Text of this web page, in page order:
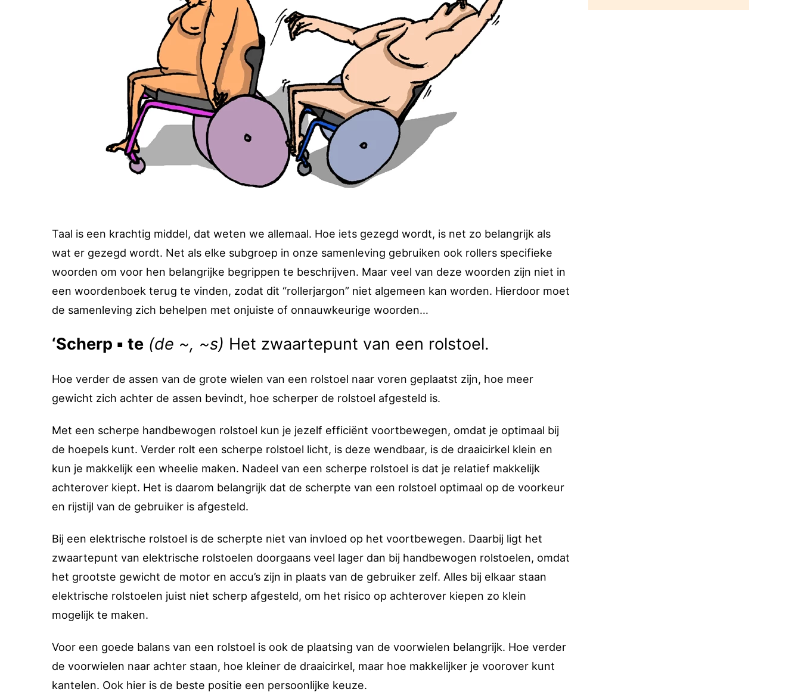
Taal is een krachtig middel, dat weten we allemaal. Hoe iets gezegd wordt, is net zo belangrijk als
wat er gezegd wordt. Net als elke subgroep in onze samenleving gebruiken ook rollers specifieke
woorden om voor hen belangrijke begrippen te beschrijven. Maar veel van deze woorden zijn niet in
een woordenboek terug te vinden, zodat dit “rollerjargon” niet algemeen kan worden. Hierdoor moet
de samenleving zich behelpen met onjuiste of onnauwkeurige woorden…
‘Scherp ▪ te (de ~, ~s) Het zwaartepunt van een rolstoel.
Hoe verder de assen van de grote wielen van een rolstoel naar voren geplaatst zijn, hoe meer
gewicht zich achter de assen bevindt, hoe scherper de rolstoel afgesteld is.
Met een scherpe handbewogen rolstoel kun je jezelf efficiënt voortbewegen, omdat je optimaal bij
de hoepels kunt. Verder rolt een scherpe rolstoel licht, is deze wendbaar, is de draaicirkel klein en
kun je makkelijk een wheelie maken. Nadeel van een scherpe rolstoel is dat je relatief makkelijk
achterover kiept. Het is daarom belangrijk dat de scherpte van een rolstoel optimaal op de voorkeur
en rijstijl van de gebruiker is afgesteld.
Bij een elektrische rolstoel is de scherpte niet van invloed op het voortbewegen. Daarbij ligt het
zwaartepunt van elektrische rolstoelen doorgaans veel lager dan bij handbewogen rolstoelen, omdat
het grootste gewicht de motor en accu’s zijn in plaats van de gebruiker zelf. Alles bij elkaar staan
elektrische rolstoelen juist niet scherp afgesteld, om het risico op achterover kiepen zo klein
mogelijk te maken.
Voor een goede balans van een rolstoel is ook de plaatsing van de voorwielen belangrijk. Hoe verder
de voorwielen naar achter staan, hoe kleiner de draaicirkel, maar hoe makkelijker je voorover kunt
kantelen. Ook hier is de beste positie een persoonlijke keuze.